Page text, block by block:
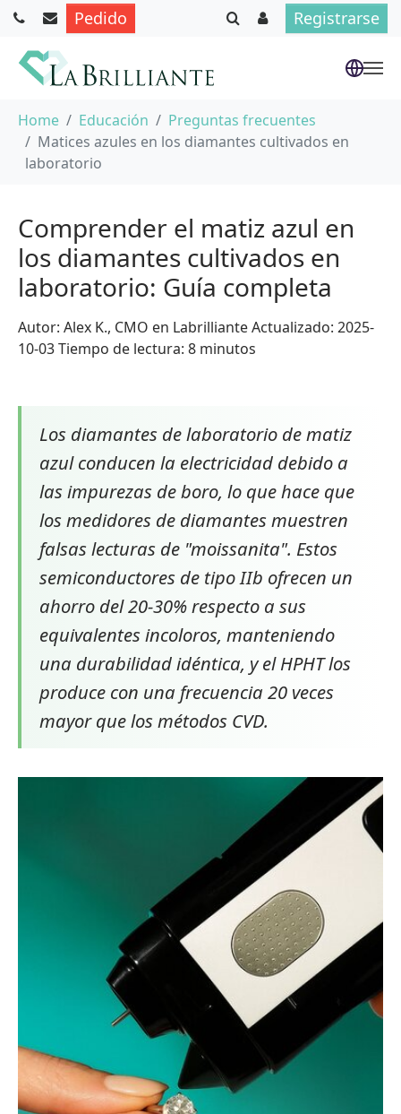
Pedido Registrarse
Home Educación
Preguntas frecuentes
Matices azules en los diamantes cultivados en
laboratorio
Comprender el matiz azul en
los diamantes cultivados en
laboratorio: Guía completa
Autor: Alex K., CMO en Labrilliante Actualizado: 2025-
10-03 Tiempo de lectura: 8 minutos
Los diamantes de laboratorio de matiz
azul conducen la electricidad debido a
las impurezas de boro, lo que hace que
los medidores de diamantes muestren
falsas lecturas de "moissanita". Estos
semiconductores de tipo IIb ofrecen un
ahorro del 20-30% respecto a sus
equivalentes incoloros, manteniendo
una durabilidad idéntica, y el HPHT los
produce con una frecuencia 20 veces
mayor que los métodos CVD.